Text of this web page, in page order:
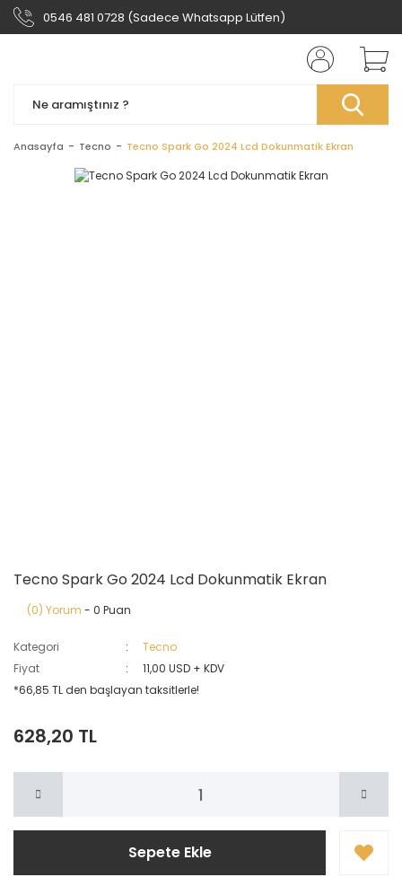
0546 481 0728 (Sadece Whatsapp Lütfen)
Anasayfa Tecno Tecno Spark Go 2024 Lcd Dokunmatik Ekran
Tecno Spark Go 2024 Lcd Dokunmatik Ekran
(0) Yorum - 0 Puan
Kategori
Tecno
Fiyat
11,00 USD + KDV
*66,85 TL den başlayan taksitlerle!
628,20 TL
Sepete Ekle